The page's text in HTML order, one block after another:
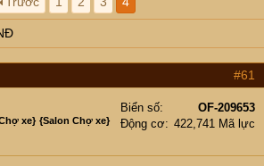
#61
xe} {Salon Chợ xe}
Biển số
OF-209653
Động cơ
422,741 Mã lực